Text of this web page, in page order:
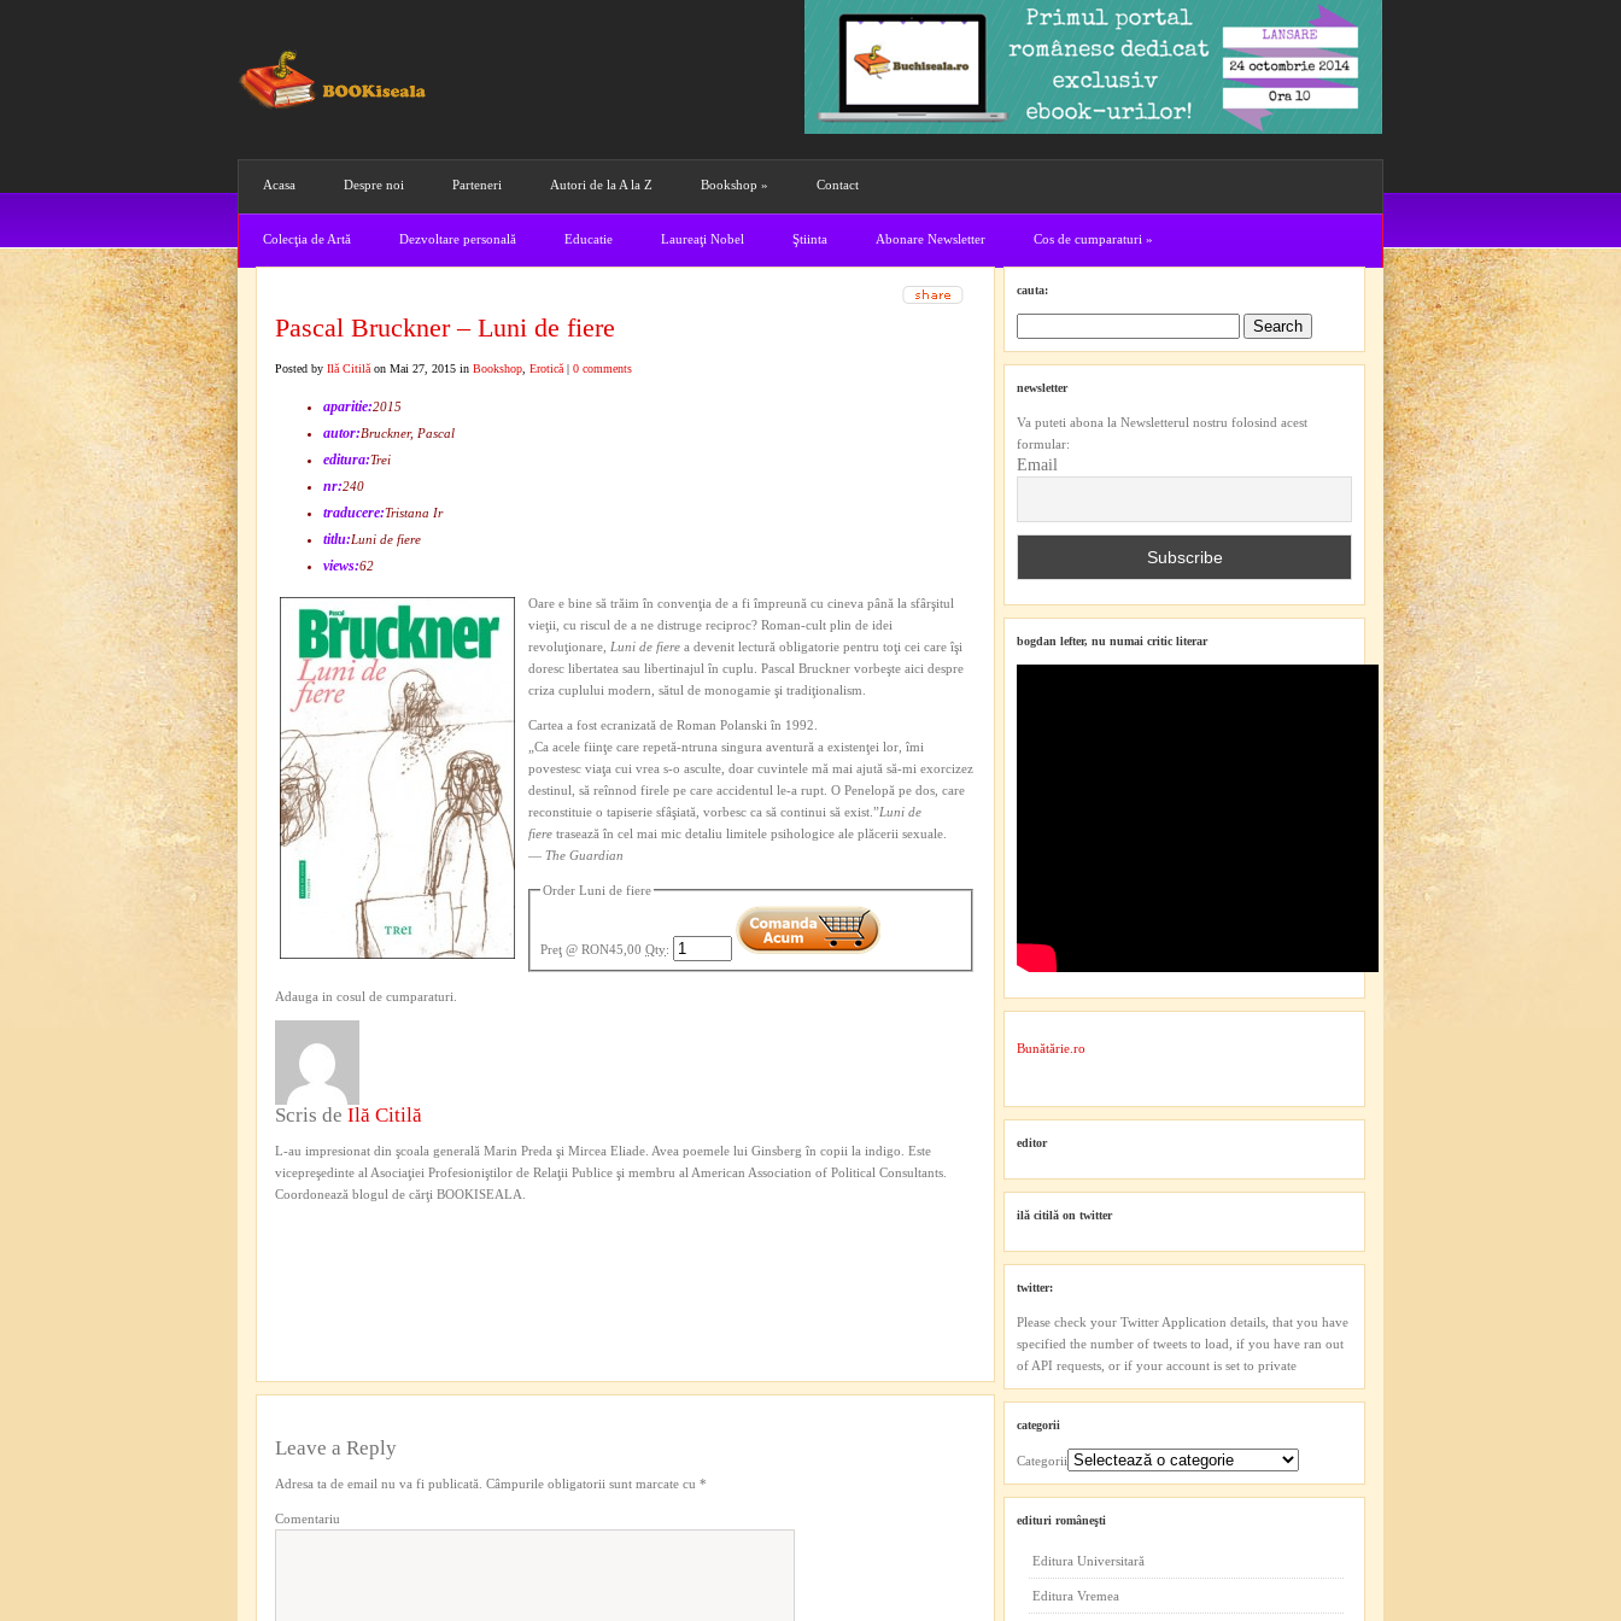
Acasa Despre noi Parteneri Autori de la A la Z Bookshop » Contact
Colecţia de Artă Dezvoltare personală Educatie Laureaţi Nobel Ştiinta Abonare Newsletter Cos de cumparaturi »
Pascal Bruckner – Luni de fiere
Posted by Ilă Citilă on Mai 27, 2015 in Bookshop Erotică | 0 comments
aparitie:2015
autor:Bruckner, Pascal
editura:Trei
nr:240
traducere:Tristana Ir
titlu:Luni de fiere
views:62
Oare e bine să trăim în convenţia de a fi împreună cu cineva până la sfârşitul
vieţii, cu riscul de a ne distruge reciproc? Roman-cult plin de idei
revoluţionare, Luni de fiere a devenit lectură obligatorie pentru toţi cei care îşi
doresc libertatea sau libertinajul în cuplu. Pascal Bruckner vorbeşte aici despre
criza cuplului modern, sătul de monogamie şi tradiţionalism.
Cartea a fost ecranizată de Roman Polanski în 1992.
„Ca acele fiinţe care repetă-ntruna singura aventură a existenţei lor, îmi
povestesc viaţa cui vrea s-o asculte, doar cuvin­tele mă mai ajută să-mi exorcizez
destinul, să reînnod firele pe care accidentul le-a rupt. O Penelopă pe dos, care
reconstituie o tapiserie sfâşiată, vorbesc ca să continui să exist.”Luni de
fiere trasează în cel mai mic detaliu limitele psihologice ale plăcerii sexuale.
— The Guardian
Order Luni de fiere
Preţ@ RON45,00 Qty:
Adauga in cosul de cumparaturi.
Scris de Ilă Citilă
L-au impresionat din şcoala generală Marin Preda şi Mircea Eliade. Avea poemele lui Ginsberg în copii la indigo. Este
vicepreşedinte al Asociaţiei Profesioniştilor de Relaţii Publice şi membru al American Association of Political Consultants.
Coordonează blogul de cărţi BOOKISEALA.
Leave a Reply
Adresa ta de email nu va fi publicată. Câmpurile obligatorii sunt marcate cu *
Comentariu
cauta:
newsletter
Va puteti abona la Newsletterul nostru folosind acest
formular:
Email
bogdan lefter, nu numai critic literar
Bunătărie.ro
editor
ilă citilă on twitter
twitter:
Please check your Twitter Application details, that you have
specified the number of tweets to load, if you have ran out
of API requests, or if your account is set to private
categorii
Categorii
edituri româneşti
Editura Universitară
Editura Vremea